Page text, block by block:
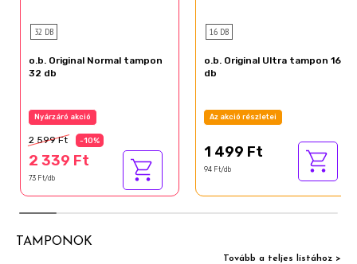
32 DB
o.b. Original Normal tampon
32 db
Nyárzáró akció
2 599 Ft -10%
2 339 Ft
73 Ft/db
16 DB
o.b. Original Ultra tampon 16
db
Az akció részletei
1 499 Ft
94 Ft/db
TAMPONOK
Tovább a teljes listához >